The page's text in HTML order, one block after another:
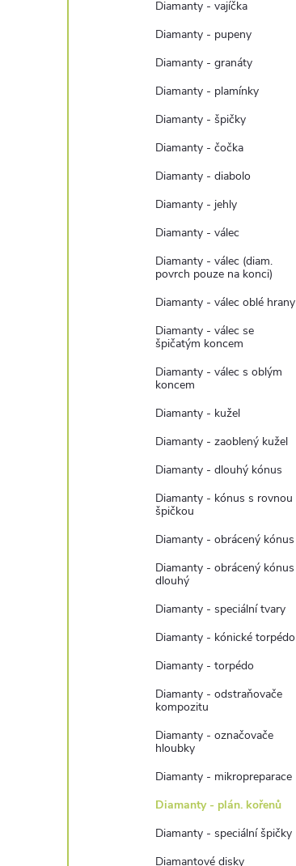
Diamanty - vajíčka
Diamanty - pupeny
Diamanty - granáty
Diamanty - plamínky
Diamanty - špičky
Diamanty - čočka
Diamanty - diabolo
Diamanty - jehly
Diamanty - válec
Diamanty - válec (diam.
povrch pouze na konci)
Diamanty - válec oblé hrany
Diamanty - válec se
špičatým koncem
Diamanty - válec s oblým
koncem
Diamanty - kužel
Diamanty - zaoblený kužel
Diamanty - dlouhý kónus
Diamanty - kónus s rovnou
špičkou
Diamanty - obrácený kónus
Diamanty - obrácený kónus
dlouhý
Diamanty - speciální tvary
Diamanty - kónické torpédo
Diamanty - torpédo
Diamanty - odstraňovače
kompozitu
Diamanty - označovače
hloubky
Diamanty - mikropreparace
Diamanty - plán. kořenů
Diamanty - speciální špičky
Diamantové disky